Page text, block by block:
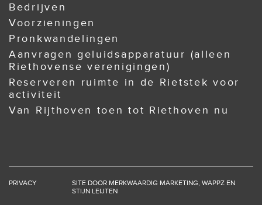
Bedrijven
Voorzieningen
Pronkwandelingen
Aanvragen geluidsapparatuur (alleen
Riethovense verenigingen)
Reserveren ruimte in de Rietstek voor
activiteit
Van Rijthoven toen tot Riethoven nu
PRIVACY SITE DOOR MERKWAARDIG MARKETING, WAPPZ EN
STIJN LEIJTEN